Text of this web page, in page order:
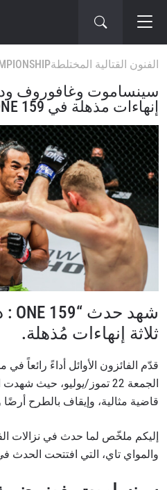
الفنون القتالية المختلطة
سينساموت وغافوروف
إنهاءات مذهلة في ONE 159
ثلاثة إنهاءات مُذهلة.
قدّم الفائزون الأوائل أداءً رائعاً
الجمعة 22 تموز/يوليو، حيث
قاضية مثالية، وإيقاف بالطرح
إليكم ملخّص لما حدث في نزالات
والمواي تاي، التي افتتحت الحدث